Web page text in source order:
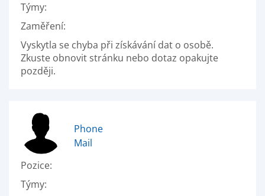
Týmy:
Zaměření:
Vyskytla se chyba při získávání dat o osobě.
Zkuste obnovit stránku nebo dotaz opakujte
později.
Phone
Mail
Pozice:
Týmy: